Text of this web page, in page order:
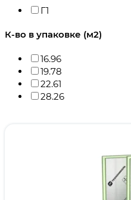
Г1
К-во в упаковке (м2)
16.96
19.78
22.61
28.26